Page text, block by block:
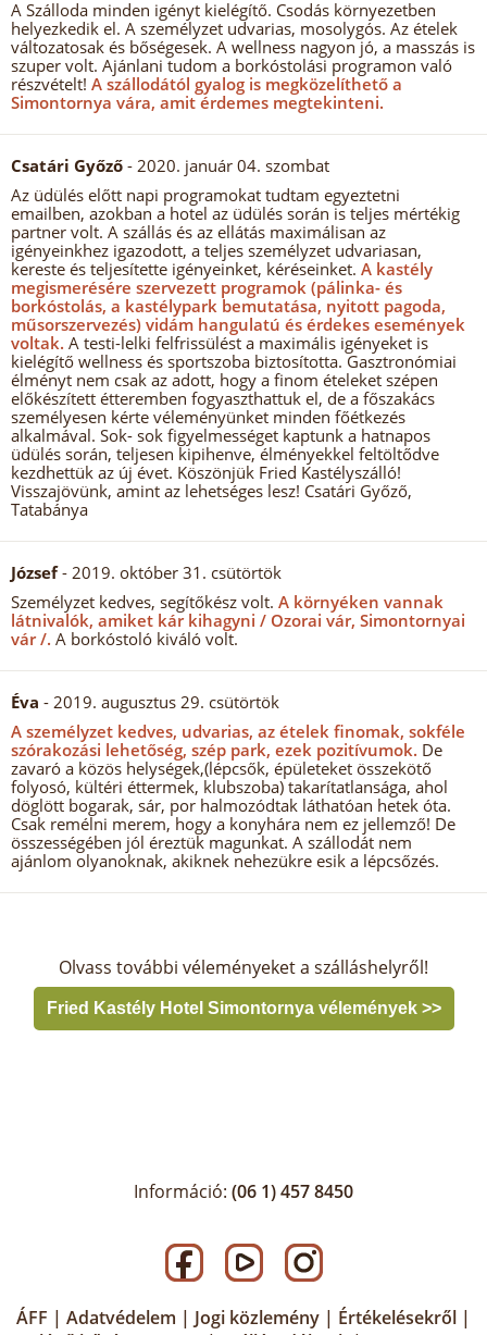
A Szálloda minden igényt kielégítő. Csodás környezetben
helyezkedik el. A személyzet udvarias, mosolygós. Az ételek
változatosak és bőségesek. A wellness nagyon jó, a masszás is
szuper volt. Ajánlani tudom a borkóstolási programon való
részvételt! A szállodától gyalog is megközelíthető a
Simontornya vára, amit érdemes megtekinteni.
Csatári Győző - 2020. január 04. szombat
Az üdülés előtt napi programokat tudtam egyeztetni
emailben, azokban a hotel az üdülés során is teljes mértékig
partner volt. A szállás és az ellátás maximálisan az
igényeinkhez igazodott, a teljes személyzet udvariasan,
kereste és teljesítette igényeinket, kéréseinket. A kastély
megismerésére szervezett programok (pálinka- és
borkóstolás, a kastélypark bemutatása, nyitott pagoda,
műsorszervezés) vidám hangulatú és érdekes események
voltak. A testi-lelki felfrissülést a maximális igényeket is
kielégítő wellness és sportszoba biztosította. Gasztronómiai
élményt nem csak az adott, hogy a finom ételeket szépen
előkészített étteremben fogyaszthattuk el, de a főszakács
személyesen kérte véleményünket minden főétkezés
alkalmával. Sok- sok figyelmességet kaptunk a hatnapos
üdülés során, teljesen kipihenve, élményekkel feltöltődve
kezdhettük az új évet. Köszönjük Fried Kastélyszálló!
Visszajövünk, amint az lehetséges lesz! Csatári Győző,
Tatabánya
József- 2019. október 31. csütörtök
Személyzet kedves, segítőkész volt. A környéken vannak
látnivalók, amiket kár kihagyni / Ozorai vár, Simontornyai
vár /. A borkóstoló kiváló volt.
Éva - 2019. augusztus 29. csütörtök
A személyzet kedves, udvarias, az ételek finomak, sokféle
szórakozási lehetőség, szép park, ezek pozitívumok. De
zavaró a közös helységek,(lépcsők, épületeket összekötő
folyosó, kültéri éttermek, klubszoba) takarítatlansága, ahol
döglött bogarak, sár, por halmozódtak láthatóan hetek óta.
Csak remélni merem, hogy a konyhára nem ez jellemző! De
összességében jól éreztük magunkat. A szállodát nem
ajánlom olyanoknak, akiknek nehezükre esik a lépcsőzés.
Olvass további véleményeket a szálláshelyről!
Fried Kastély Hotel Simontornya vélemények >>
Információ: (06 1) 457 8450
ÁFF | Adatvédelem | Jogi közlemény | Értékelésekről |